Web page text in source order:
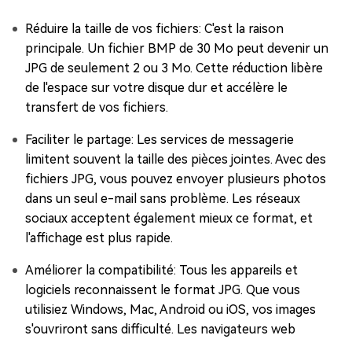
Réduire la taille de vos fichiers: C'est la raison
principale. Un fichier BMP de 30 Mo peut devenir un
JPG de seulement 2 ou 3 Mo. Cette réduction libère
de l'espace sur votre disque dur et accélère le
transfert de vos fichiers.
Faciliter le partage: Les services de messagerie
limitent souvent la taille des pièces jointes. Avec des
fichiers JPG, vous pouvez envoyer plusieurs photos
dans un seul e-mail sans problème. Les réseaux
sociaux acceptent également mieux ce format, et
l'affichage est plus rapide.
Améliorer la compatibilité: Tous les appareils et
logiciels reconnaissent le format JPG. Que vous
utilisiez Windows, Mac, Android ou iOS, vos images
s'ouvriront sans difficulté. Les navigateurs web